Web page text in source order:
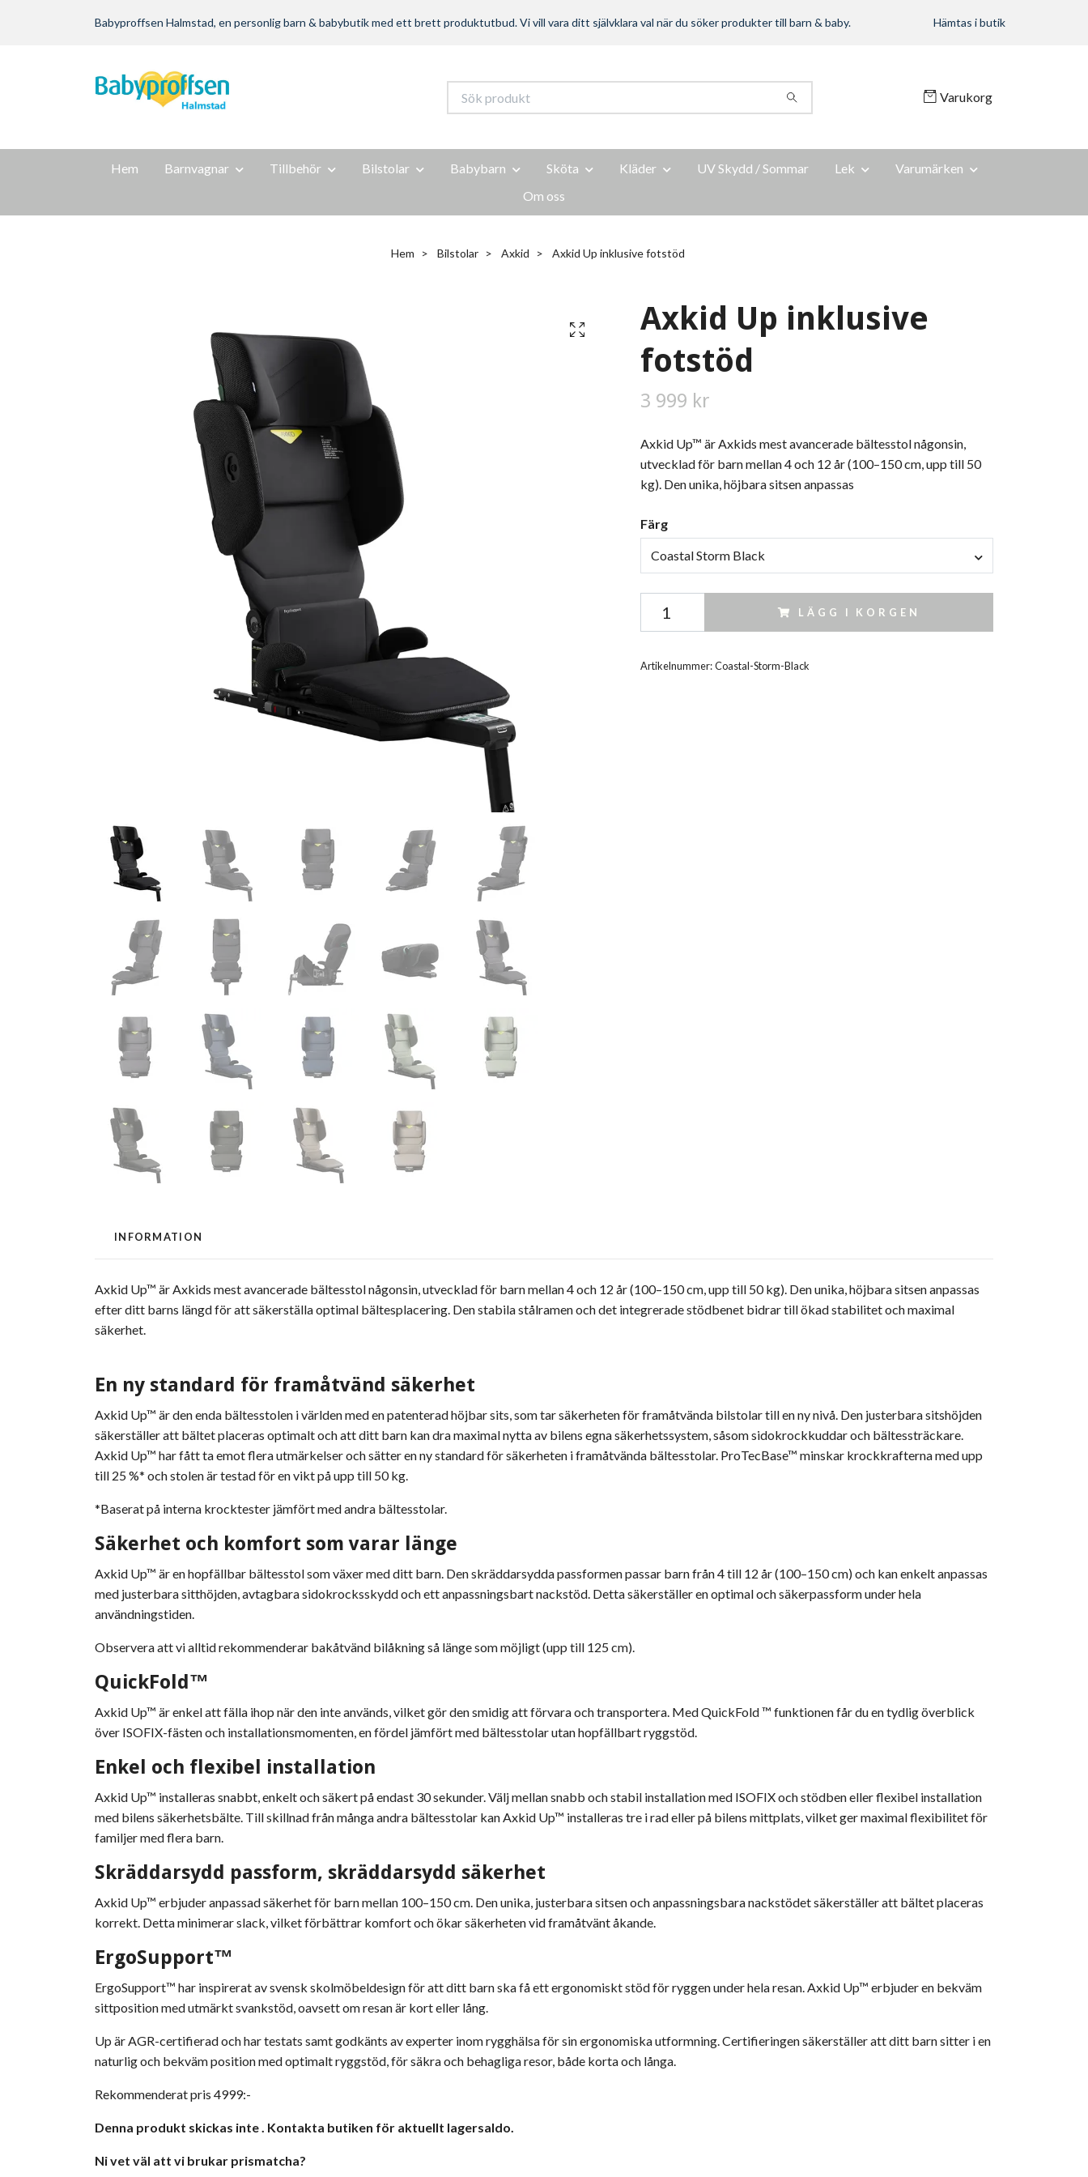
Babyproffsen Halmstad, en personlig barn & babybutik med ett brett produktutbud. Vi vill vara ditt självklara val när du söker produkter till barn & baby. Hämtas i butik
Varukorg
Hem Barnvagnar Tillbehör Bilstolar Babybarn Sköta Kläder UV Skydd / Sommar Lek
Varumärken
Om oss
Hem Bilstolar Axkid Axkid Up inklusive fotstöd
Axkid Up inklusive
fotstöd
3 999 kr
Axkid Up™ är Axkids mest avancerade bältesstol någonsin,
utvecklad för barn mellan 4 och 12 år (100–150 cm, upp till 50
kg). Den unika, höjbara sitsen anpassas
Färg
Coastal Storm Black
LÄGG I KORGEN
Artikelnummer:Coastal-Storm-Black
INFORMATION
Axkid Up™ är Axkids mest avancerade bältesstol någonsin, utvecklad för barn mellan 4 och 12 år (100–150 cm, upp till 50 kg). Den unika, höjbara sitsen anpassas
efter ditt barns längd för att säkerställa optimal bältesplacering. Den stabila stålramen och det integrerade stödbenet bidrar till ökad stabilitet och maximal
säkerhet.
En ny standard för framåtvänd säkerhet
Axkid Up™ är den enda bältesstolen i världen med en patenterad höjbar sits, som tar säkerheten för framåtvända bilstolar till en ny nivå. Den justerbara sitshöjden
säkerställer att bältet placeras optimalt och att ditt barn kan dra maximal nytta av bilens egna säkerhetssystem, såsom sidokrockkuddar och bältessträckare.
Axkid Up™ har fått ta emot flera utmärkelser och sätter en ny standard för säkerheten i framåtvända bältesstolar. ProTecBase™ minskar krockkrafterna med upp
till 25 %* och stolen är testad för en vikt på upp till 50 kg.
*Baserat på interna krocktester jämfört med andra bältesstolar.
Säkerhet och komfort som varar länge
Axkid Up™ är en hopfällbar bältesstol som växer med ditt barn. Den skräddarsydda passformen passar barn från 4 till 12 år (100–150 cm) och kan enkelt anpassas
med justerbara sitthöjden, avtagbara sidokrocksskydd och ett anpassningsbart nackstöd. Detta säkerställer en optimal och säkerpassform under hela
användningstiden.
Observera att vi alltid rekommenderar bakåtvänd bilåkning så länge som möjligt (upp till 125 cm).
QuickFold™
Axkid Up™ är enkel att fälla ihop när den inte används, vilket gör den smidig att förvara och transportera. Med QuickFold ™ funktionen får du en tydlig överblick
över ISOFIX-fästen och installationsmomenten, en fördel jämfört med bältesstolar utan hopfällbart ryggstöd.
Enkel och flexibel installation
Axkid Up™ installeras snabbt, enkelt och säkert på endast 30 sekunder. Välj mellan snabb och stabil installation med ISOFIX och stödben eller flexibel installation
med bilens säkerhetsbälte. Till skillnad från många andra bältesstolar kan Axkid Up™ installeras tre i rad eller på bilens mittplats, vilket ger maximal flexibilitet för
familjer med flera barn.
Skräddarsydd passform, skräddarsydd säkerhet
Axkid Up™ erbjuder anpassad säkerhet för barn mellan 100–150 cm. Den unika, justerbara sitsen och anpassningsbara nackstödet säkerställer att bältet placeras
korrekt. Detta minimerar slack, vilket förbättrar komfort och ökar säkerheten vid framåtvänt åkande.
ErgoSupport™
ErgoSupport™ har inspirerat av svensk skolmöbeldesign för att ditt barn ska få ett ergonomiskt stöd för ryggen under hela resan. Axkid Up™ erbjuder en bekväm
sittposition med utmärkt svankstöd, oavsett om resan är kort eller lång.
Up är AGR-certifierad och har testats samt godkänts av experter inom rygghälsa för sin ergonomiska utformning. Certifieringen säkerställer att ditt barn sitter i en
naturlig och bekväm position med optimalt ryggstöd, för säkra och behagliga resor, både korta och långa.
Rekommenderat pris 4999:-
Denna produkt skickas inte . Kontakta butiken för aktuellt lagersaldo.
Ni vet väl att vi brukar prismatcha?